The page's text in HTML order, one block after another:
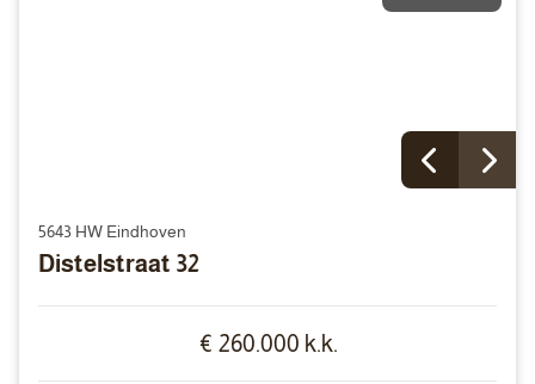
5643 HW Eindhoven
Distelstraat 32
€ 260.000 k.k.